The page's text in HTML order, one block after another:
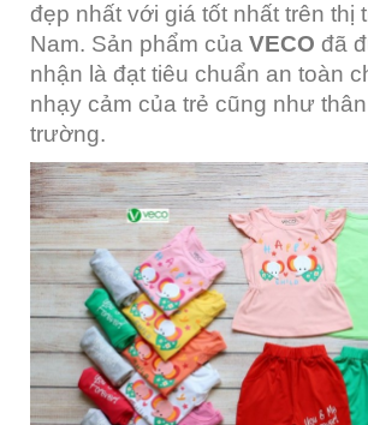
đẹp nhất với giá tốt nhất trên thị
Nam. Sản phẩm của VECO đã
nhận là đạt tiêu chuẩn an toàn
nhạy cảm của trẻ cũng như
trường.